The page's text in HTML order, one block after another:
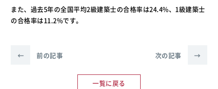
また、過去5年の全国平均2級建築士の合格率は24.4%、1級建築士
の合格率は11.2%です。
← 前の記事
一覧に戻る
次の記事 →